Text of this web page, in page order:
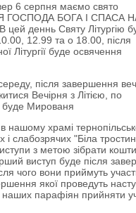
6 серпня маємо свято
ГОСПОДА БОГА І СПАСА
деннь Святу Літургію
12.99 та о 18.00, після
Літургії буде освячення
після завершення
Вечірня з Літією, по
буде Мированя
в нашому храмі
і слабозрячих "Біла
з метою зібрати
виступ буде після
чого вони приймуть
якої проведуть
парафіян прийняти